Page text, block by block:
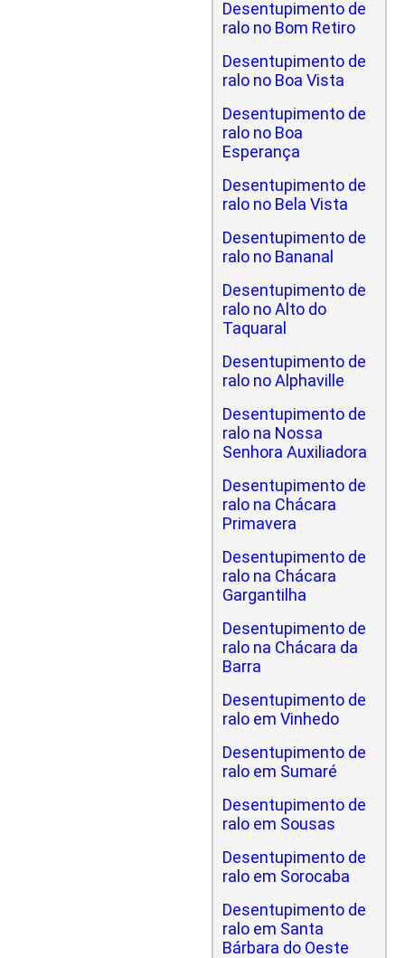
Desentupimento de
ralo no Bom Retiro
Desentupimento de
ralo no Boa Vista
Desentupimento de
ralo no Boa
Esperança
Desentupimento de
ralo no Bela Vista
Desentupimento de
ralo no Bananal
Desentupimento de
ralo no Alto do
Taquaral
Desentupimento de
ralo no Alphaville
Desentupimento de
ralo na Nossa
Senhora Auxiliadora
Desentupimento de
ralo na Chácara
Primavera
Desentupimento de
ralo na Chácara
Gargantilha
Desentupimento de
ralo na Chácara da
Barra
Desentupimento de
ralo em Vinhedo
Desentupimento de
ralo em Sumaré
Desentupimento de
ralo em Sousas
Desentupimento de
ralo em Sorocaba
Desentupimento de
ralo em Santa
Bárbara do Oeste